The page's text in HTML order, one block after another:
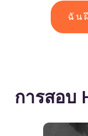
ฉัน
การสอบ